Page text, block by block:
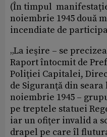
(În timpul
noiembrie 1945 două
incendiate de
„La ieşire – se
Raport întocmit de
Poliţiei Capitalei,
de Siguranţă din seara
noiembrie 1945 –
pe treptele statuei
iar un ofiţer invalid a
drapel pe care îl